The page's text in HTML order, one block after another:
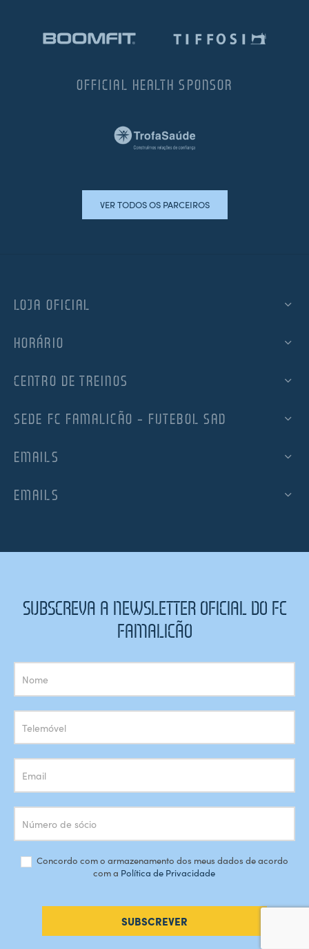
OFFICIAL HEALTH SPONSOR
VER TODOS OS PARCEIROS
LOJA OFICIAL
HORÁRIO
CENTRO DE TREINOS
SEDE FC FAMALICÃO – FUTEBOL SAD
EMAILS
EMAILS
SUBSCREVA A NEWSLETTER OFICIAL DO FC
FAMALICÃO
Subscrição
Newsletter
Concordo com o armazenamento dos meus dados de acordo
com a Política de Privacidade
SUBSCREVER